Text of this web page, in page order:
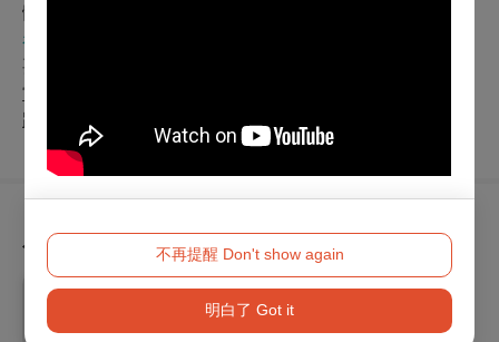
不再提醒 Don't show again
明白了 Got it
體能力，才能在激流中站穩，不至隨波流逝……
看看駐站作家其他專欄文章
要不要打統編？──貧窮男
當舞蹈成為遺產……
跟著電影，走進Gaga舞蹈的世界
為您推薦
明華園黃字戲劇團《 雲萬里 》
2026/10/10 (六) 14:30